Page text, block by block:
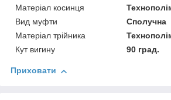
Матеріал косинця
Вид муфти
Сполучна
Матеріал трійника
Кут вигину
90 град.
Приховати